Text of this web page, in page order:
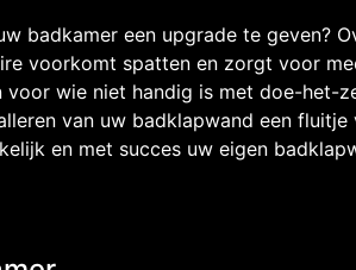
badkamer een upgrade te geven?
voorkomt spatten en zorgt voor
wie niet handig is met doe-het-
van uw badklapwand een
en met succes uw eigen